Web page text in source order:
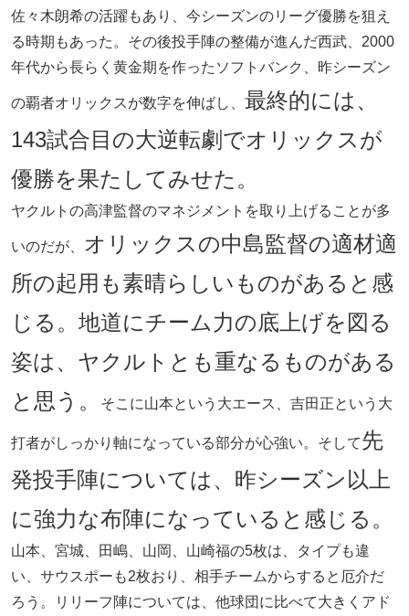
佐々木朗希の活躍もあり、今シーズンのリーグ優勝を狙え
る時期もあった。その後投手陣の整備が進んだ西武、2000
年代から長らく黄金期を作ったソフトバンク、昨シーズン
の覇者オリックスが数字を伸ばし、 最終的には、
143試合目の大逆転劇でオリックスが
優勝を果たしてみせた。
ヤクルトの高津監督のマネジメントを取り上げることが多
いのだが、 オリックスの中島監督の適材適
所の起用も素晴らしいものがあると感
じる。地道にチーム力の底上げを図る
姿は、ヤクルトとも重なるものがある
と思う。
そこに山本という大エース、吉田正という大
打者がしっかり軸になっている部分が心強い。そして先
発投手陣については、昨シーズン以上
に強力な布陣になっていると感じる。
山本、宮城、田嶋、山岡、山崎福の5枚は、タイプも違
い、サウスポーも2枚おり、相手チームからすると厄介だ
ろう。リリーフ陣については、他球団に比べて大きくアド